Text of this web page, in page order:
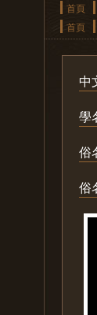
首頁
首頁
中
學
俗
俗